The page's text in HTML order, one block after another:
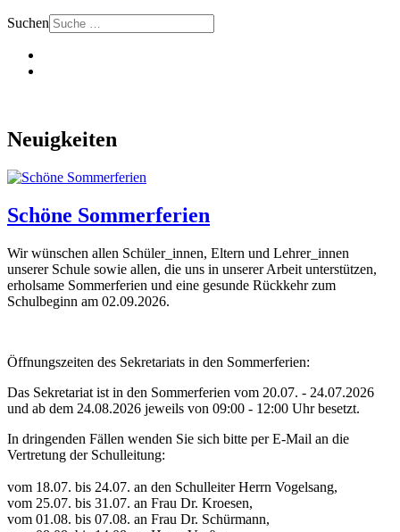
Suchen
Neuigkeiten
Schöne Sommerferien
Wir wünschen allen Schüler_innen, Eltern und Lehrer_innen
unserer Schule sowie allen, die uns in unserer Arbeit unterstützen,
erholsame Sommerferien und eine gesunde Rückkehr zum
Schulbeginn am 02.09.2026.
Öffnungszeiten des Sekretariats in den Sommerferien:
Das Sekretariat ist in den Sommerferien vom 20.07. - 24.07.2026
und ab dem 24.08.2026 jeweils von 09:00 - 12:00 Uhr besetzt.
In dringenden Fällen wenden Sie sich bitte per E-Mail an die
Vertretung der Schulleitung:
vom 18.07. bis 24.07. an den Schulleiter Herrn Vogelsang,
vom 25.07. bis 31.07. an Frau Dr. Kroesen,
vom 01.08. bis 07.08. an Frau Dr. Schürmann,